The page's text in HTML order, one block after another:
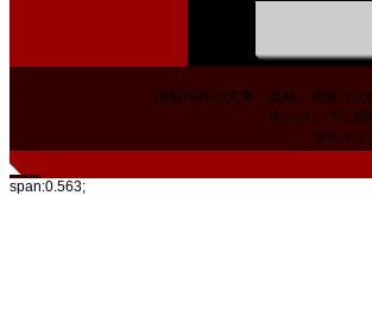
掲載内容の文章・価格・画像そ
本ショップに
当サイ
span:0.563;